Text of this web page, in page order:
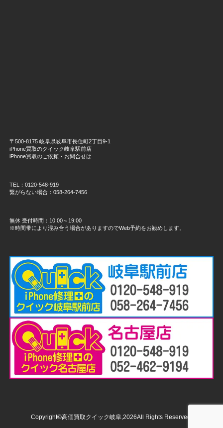
〒500-8175 岐阜県岐阜市長住町2丁目9-1
iPhone買取のクイック岐阜駅前店
iPhone買取のご依頼・お問合せは
TEL：0120-548-919
繋がらない場合：058-264-7456
無休 受付時間：10:00～19:00
※時間帯により混み合う場合がありますのでWeb予約をお勧めします。
Copyright©高価買取クイック岐阜,2026All Rights Reserved.